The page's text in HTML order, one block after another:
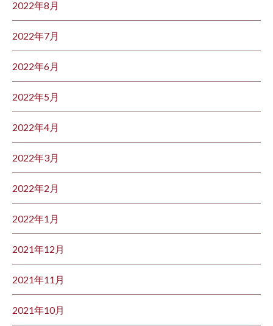
2022年8月
2022年7月
2022年6月
2022年5月
2022年4月
2022年3月
2022年2月
2022年1月
2021年12月
2021年11月
2021年10月